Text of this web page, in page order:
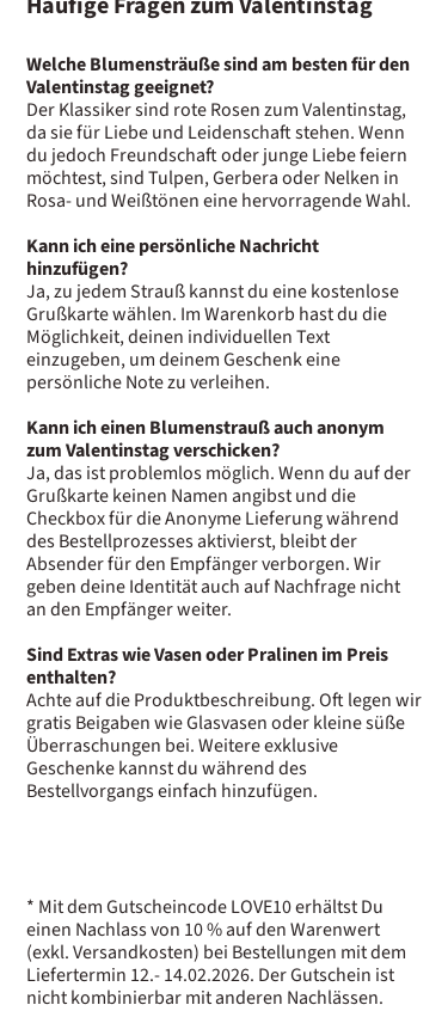
Welche Blumensträuße sind am besten für den
Valentinstag geeignet?
Der Klassiker sind rote Rosen zum Valentinstag,
da sie für Liebe und Leidenschaft stehen. Wenn
du jedoch Freundschaft oder junge Liebe feiern
möchtest, sind Tulpen, Gerbera oder Nelken in
Rosa- und Weißtönen eine hervorragende Wahl.
Kann ich eine persönliche Nachricht
hinzufügen?
Ja, zu jedem Strauß kannst du eine kostenlose
Grußkarte wählen. Im Warenkorb hast du die
Möglichkeit, deinen individuellen Text
einzugeben, um deinem Geschenk eine
persönliche Note zu verleihen.
Kann ich einen Blumenstrauß auch anonym
zum Valentinstag verschicken?
Ja, das ist problemlos möglich. Wenn du auf der
Grußkarte keinen Namen angibst und die
Checkbox für die Anonyme Lieferung während
des Bestellprozesses aktivierst, bleibt der
Absender für den Empfänger verborgen. Wir
geben deine Identität auch auf Nachfrage nicht
an den Empfänger weiter.
Sind Extras wie Vasen oder Pralinen im Preis
enthalten?
Achte auf die Produktbeschreibung. Oft legen wir
gratis Beigaben wie Glasvasen oder kleine süße
Überraschungen bei. Weitere exklusive
Geschenke kannst du während des
Bestellvorgangs einfach hinzufügen.
* Mit dem Gutscheincode LOVE10 erhältst Du
einen Nachlass von 10 % auf den Warenwert
(exkl. Versandkosten) bei Bestellungen mit dem
Liefertermin 12.- 14.02.2026. Der Gutschein ist
nicht kombinierbar mit anderen Nachlässen.